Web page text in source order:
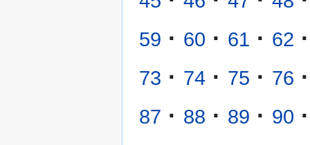
59 · 60 · 61 · 62 ·
73 · 74 · 75 · 76 ·
87 · 88 · 89 · 90 ·